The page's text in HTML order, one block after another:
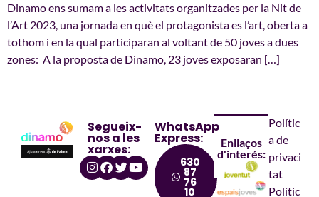
Dinamo ens sumam a les activitats organitzades per la Nit de
l’Art 2023, una jornada en què el protagonista es l’art, oberta a
tothom i en la qual participaran al voltant de 50 joves a dues
zones: A la proposta de Dinamo, 23 joves exposaran […]
Segueix-
nos a les
xarxes:
WhatsApp
Express:
630
87
76
10
Enllaços
d'interés:
Polític
a de
privaci
tat
Polític